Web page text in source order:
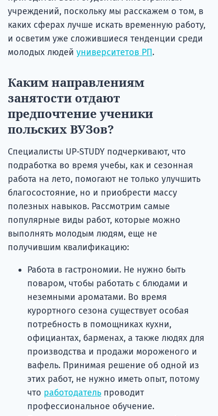
учреждений, поскольку мы расскажем о том, в
каких сферах лучше искать временную работу,
и осветим уже сложившиеся тенденции среди
молодых людей университетов РП.
Каким направлениям
занятости отдают
предпочтение ученики
польских ВУЗов?
Специалисты UP-STUDY подчеркивают, что
подработка во время учебы, как и сезонная
работа на лето, помогают не только улучшить
благосостояние, но и приобрести массу
полезных навыков. Рассмотрим самые
популярные виды работ, которые можно
выполнять молодым людям, еще не
получившим квалификацию:
Работа в гастрономии. Не нужно быть
поваром, чтобы работать с блюдами и
неземными ароматами. Во время
курортного сезона существует особая
потребность в помощниках кухни,
официантах, барменах, а также людях для
производства и продажи мороженого и
вафель. Принимая решение об одной из
этих работ, не нужно иметь опыт, потому
что работодатель проводит
профессиональное обучение.